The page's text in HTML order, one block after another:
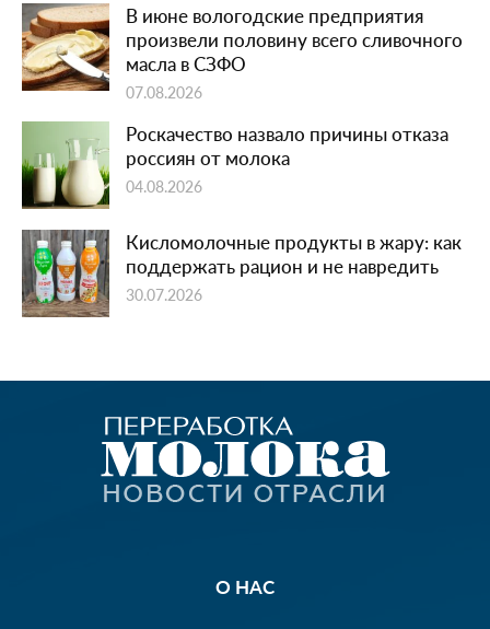
В июне вологодские предприятия
произвели половину всего сливочного
масла в СЗФО
07.08.2026
Роскачество назвало причины отказа
россиян от молока
04.08.2026
Кисломолочные продукты в жару: как
поддержать рацион и не навредить
30.07.2026
О НАС